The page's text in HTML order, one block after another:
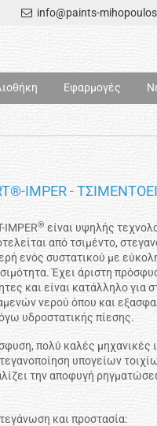
info@paints-
Εφαρμογές
IMPER -
IMPER® είναι υψηλής
από τσιμέντο,
ενός συστατικού με
Έχει άριστη
και είναι κατάλληλο για
νερού όπου και
υδροστατικής πίεσης.
πολύ καλές μηχανικές
υπογείων
την αποφυγή
και προστασία: